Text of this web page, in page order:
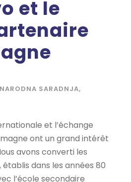
et le
SARADNJA,
et l’échange
ont un grand intérêt
avons converti les
dans les années 80
l’école secondaire